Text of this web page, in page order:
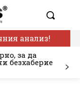
анализ!
за да
безхаберие